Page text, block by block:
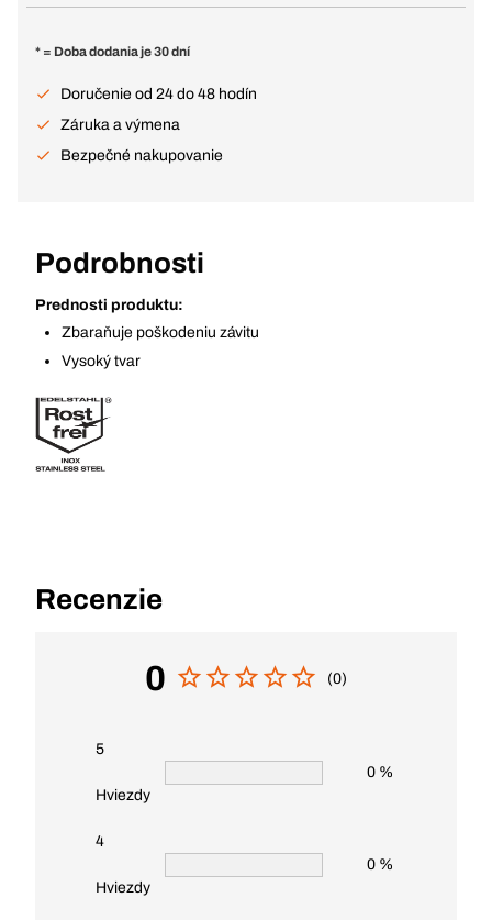
* = Doba dodania je 30 dní
Doručenie od 24 do 48 hodín
Záruka a výmena
Bezpečné nakupovanie
Podrobnosti
Prednosti produktu:
Zbaraňuje poškodeniu závitu
Vysoký tvar
Recenzie
0 (0)
5
Hviezdy
0 %
4
Hviezdy
0 %